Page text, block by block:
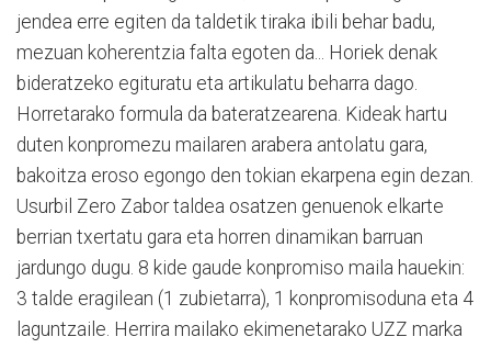
jendea erre egiten da taldetik tiraka ibili behar badu,
mezuan koherentzia falta egoten da... Horiek denak
bideratzeko egituratu eta artikulatu beharra dago.
Horretarako formula da bateratzearena. Kideak hartu
duten konpromezu mailaren arabera antolatu gara,
bakoitza eroso egongo den tokian ekarpena egin dezan.
Usurbil Zero Zabor taldea osatzen genuenok elkarte
berrian txertatu gara eta horren dinamikan barruan
jardungo dugu. 8 kide gaude konpromiso maila hauekin:
3 talde eragilean (1 zubietarra), 1 konpromisoduna eta 4
laguntzaile. Herrira mailako ekimenetarako UZZ marka